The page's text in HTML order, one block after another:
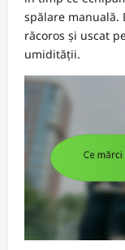
spălare manuală.
răcoros și uscat
umidității.